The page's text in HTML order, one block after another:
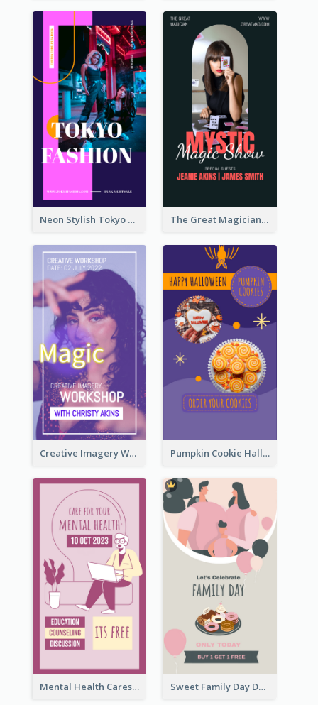
Neon Stylish Tokyo Fashion Night Sale Instagram Design The Great Magician Promote Instagram Stories
Creative Imagery Workshop Instagram Stories Pumpkin Cookie Halloween Promote Instagram Story
Mental Health Caresses Instagram Story Sweet Family Day Dessert Offer Instagram Story